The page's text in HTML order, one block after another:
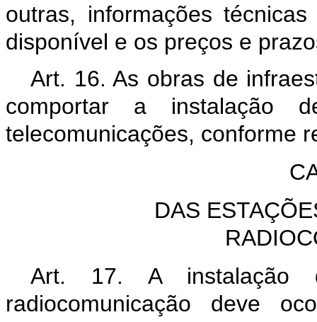
outras, informações
disponível e os preços e
Art. 16. As obras de
comportar a instalação
telecomunicações, conforme
DAS
Art. 17. A instalação
radiocomunicação deve